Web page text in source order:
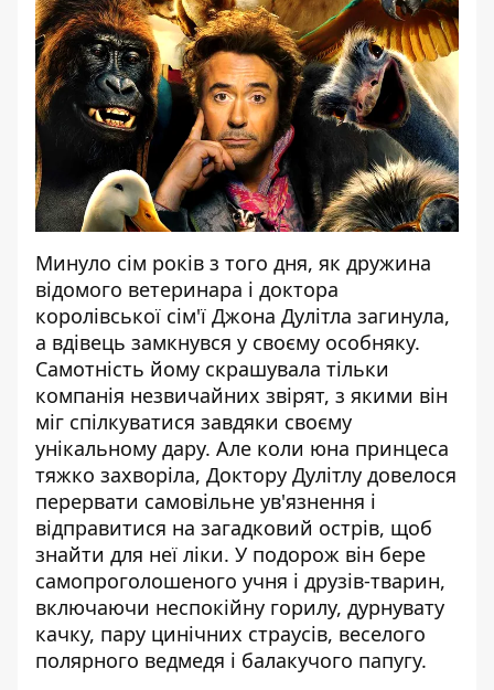
Минуло сім років з того дня, як дружина
відомого ветеринара і доктора
королівської сім'ї Джона Дулітла загинула,
а вдівець замкнувся у своєму особняку.
Самотність йому скрашувала тільки
компанія незвичайних звірят, з якими він
міг спілкуватися завдяки своєму
унікальному дару. Але коли юна принцеса
тяжко захворіла, Доктору Дулітлу довелося
перервати самовільне ув'язнення і
відправитися на загадковий острів, щоб
знайти для неї ліки. У подорож він бере
самопроголошеного учня і друзів-тварин,
включаючи неспокійну горилу, дурнувату
качку, пару цинічних страусів, веселого
полярного ведмедя і балакучого папугу.